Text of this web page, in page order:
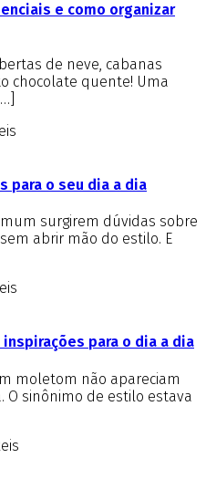
e como organizar
de neve, cabanas
chocolate quente! Uma
para o seu dia a dia
surgirem dúvidas sobre
abrir mão do estilo. E
para o dia a dia
moletom não apareciam
sinônimo de estilo estava